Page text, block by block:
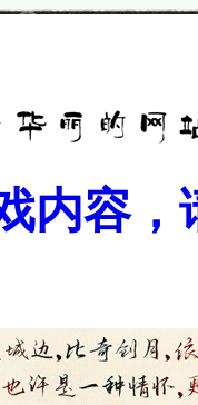
内容，